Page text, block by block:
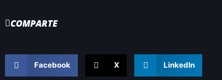
COMPARTE
Facebook X LinkedIn